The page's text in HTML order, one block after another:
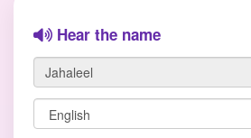
Hear the name